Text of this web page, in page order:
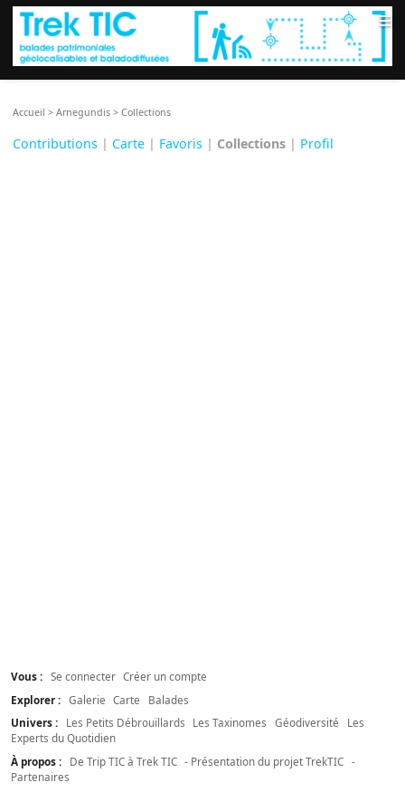
≡
Accueil >Arnegundis >Collections
Contributions | Carte | Favoris | Collections | Profil
Vous : Se connecter Créer un compte
Explorer : Galerie Carte
Balades
Univers :
Les Petits Débrouillards Les Taxinomes Géodiversité
Les
Experts du Quotidien
À propos :
De Trip TIC à Trek TIC - Présentation du projet TrekTIC -
Partenaires